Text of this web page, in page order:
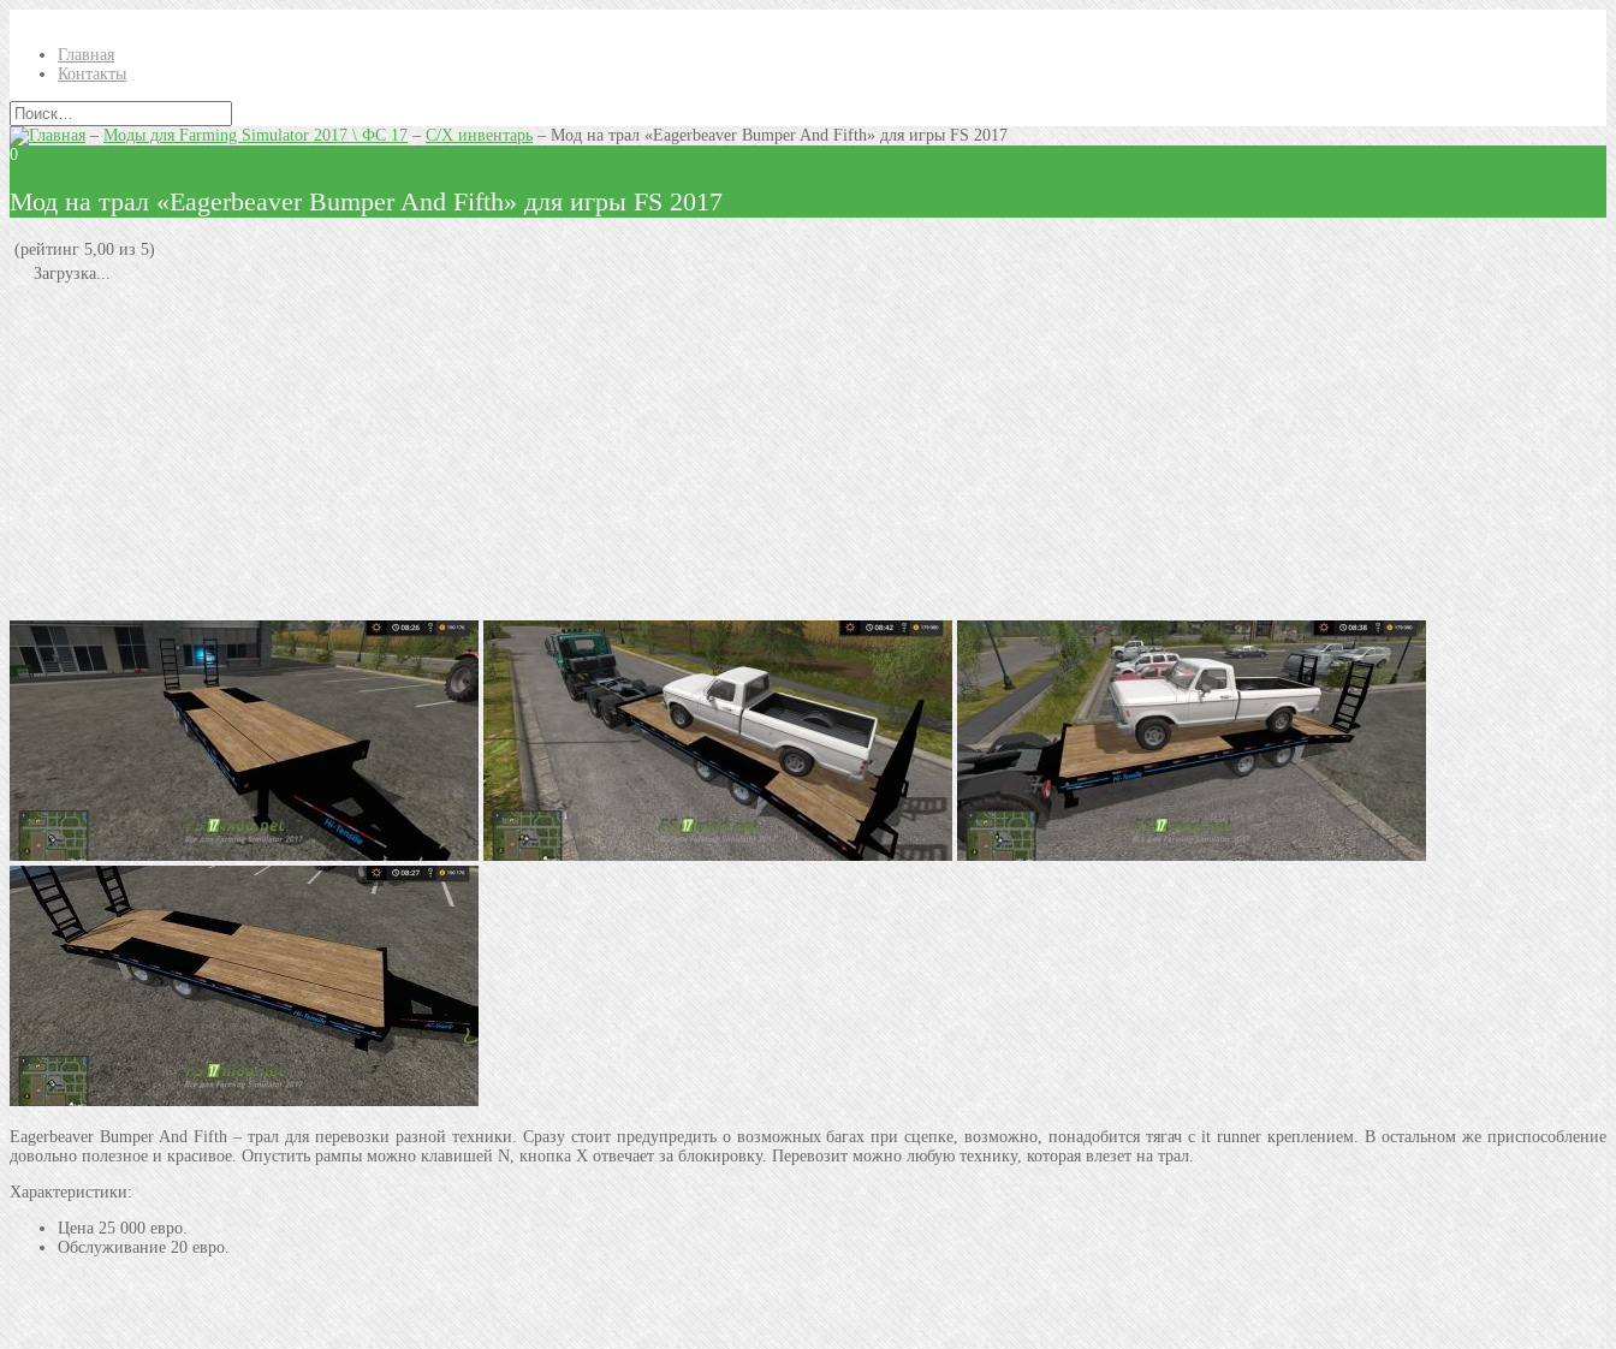
Главная
Контакты
–Моды для Farming Simulator 2017 \ ФС 17– С/Х инвентарь – Мод на трал «Eagerbeaver Bumper And Fifth» для игры FS 2017
0
Мод на трал «Eagerbeaver Bumper And Fifth» для игры FS 2017
(рейтинг 5,00 из 5)
Загрузка...
Eagerbeaver Bumper And Fifth – трал для перевозки разной техники. Сразу стоит предупредить о возможных багах при сцепке, возможно, понадобится тягач с it runner креплением. В остальном же приспособление
довольно полезное и красивое. Опустить рампы можно клавишей N, кнопка Х отвечает за блокировку. Перевозит можно любую технику, которая влезет на трал.
Характеристики:
Цена 25 000 евро.
Обслуживание 20 евро.